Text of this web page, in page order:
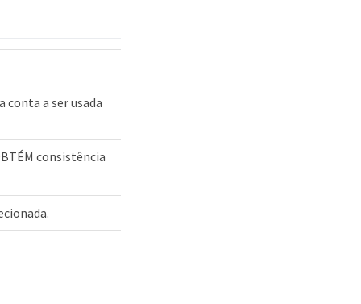
conta a ser usada
consistência